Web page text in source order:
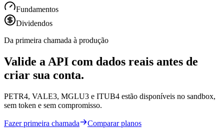
Fundamentos
Dividendos
Da primeira chamada à produção
Valide a API com dados reais antes de
criar sua conta.
PETR4, VALE3, MGLU3 e ITUB4 estão disponíveis no sandbox,
sem token e sem compromisso.
Fazer primeira chamada Comparar planos